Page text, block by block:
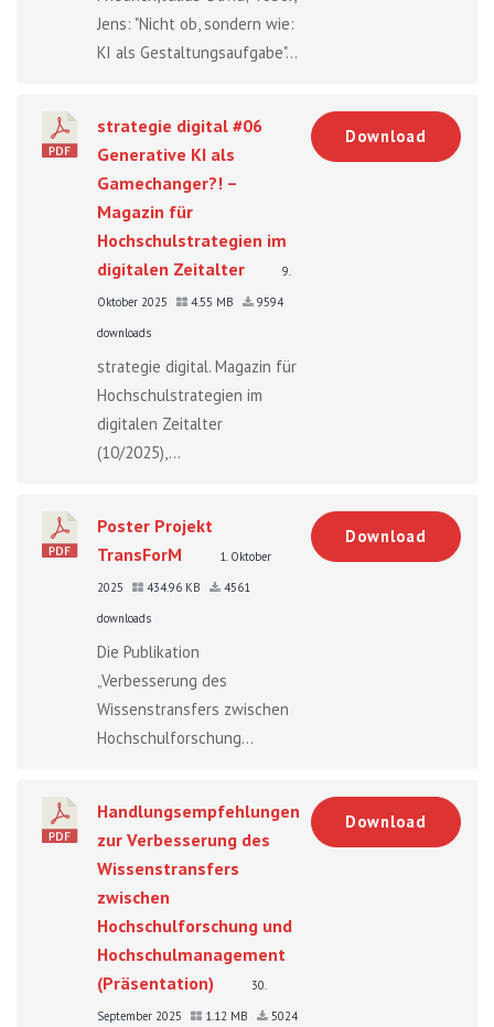
Jens: "Nicht ob, sondern wie:
KI als Gestaltungsaufgabe"...
strategie digital #06
Generative KI als
Gamechanger?! –
Magazin für
Hochschulstrategien im
digitalen Zeitalter
9.
Oktober 2025
4.55 MB
9594
downloads
strategie digital. Magazin für
Hochschulstrategien im
digitalen Zeitalter
(10/2025),...
Download
Poster Projekt
TransForM
1. Oktober
2025
434.96 KB
4561
downloads
Die Publikation
„Verbesserung des
Wissenstransfers zwischen
Hochschulforschung...
Download
Handlungsempfehlungen
zur Verbesserung des
Wissenstransfers
zwischen
Hochschulforschung und
Hochschulmanagement
(Präsentation)
30.
September 2025
1.12 MB
5024
Download